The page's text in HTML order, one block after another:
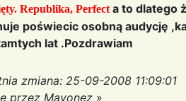
Republika, Perfect a to dlatego
poświecic osobną audycję
lat .Pozdrawiam
zmiana: 25-09-2008 11:09:01
przez Mayonez »